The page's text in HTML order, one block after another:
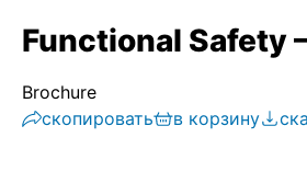
Functional Safety
Brochure
скопировать
в корзину